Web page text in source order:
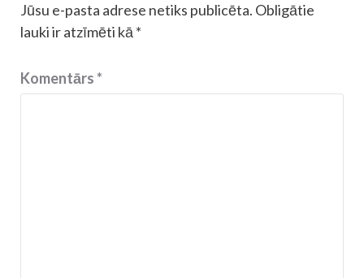
Jūsu e-pasta adrese netiks publicēta. Obligātie
lauki ir atzīmēti kā *
Komentārs*